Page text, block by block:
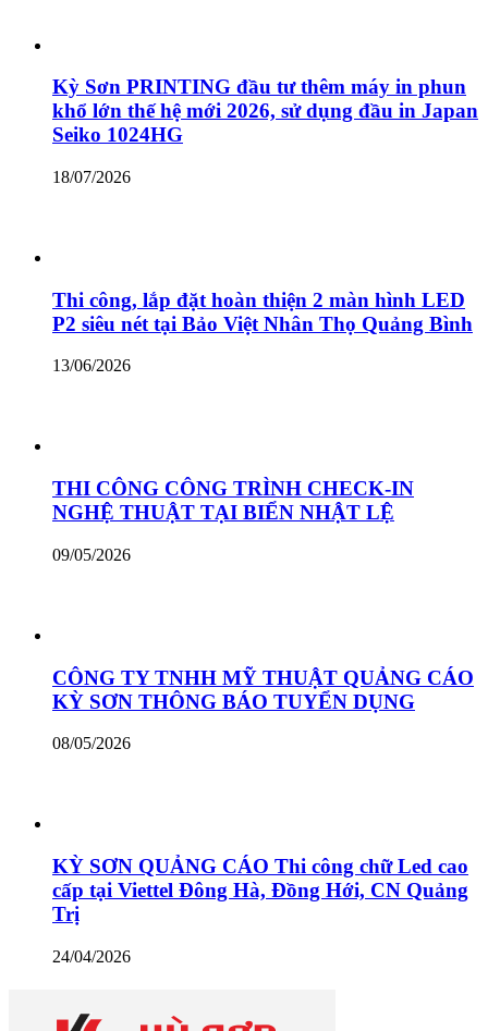
Kỳ Sơn PRINTING đầu tư thêm máy in phun
khổ lớn thế hệ mới 2026, sử dụng đầu in Japan
Seiko 1024HG
18/07/2026
Thi công, lắp đặt hoàn thiện 2 màn hình LED
P2 siêu nét tại Bảo Việt Nhân Thọ Quảng Bình
13/06/2026
THI CÔNG CÔNG TRÌNH CHECK-IN
NGHỆ THUẬT TẠI BIỂN NHẬT LỆ
09/05/2026
CÔNG TY TNHH MỸ THUẬT QUẢNG CÁO
KỲ SƠN THÔNG BÁO TUYỂN DỤNG
08/05/2026
KỲ SƠN QUẢNG CÁO Thi công chữ Led cao
cấp tại Viettel Đông Hà, Đồng Hới, CN Quảng
Trị
24/04/2026